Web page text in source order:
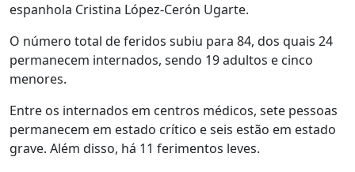
espanhola Cristina López-Cerón Ugarte.
O número total de feridos subiu para 84, dos quais 24
permanecem internados, sendo 19 adultos e cinco
menores.
Entre os internados em centros médicos, sete pessoas
permanecem em estado crítico e seis estão em estado
grave. Além disso, há 11 ferimentos leves.